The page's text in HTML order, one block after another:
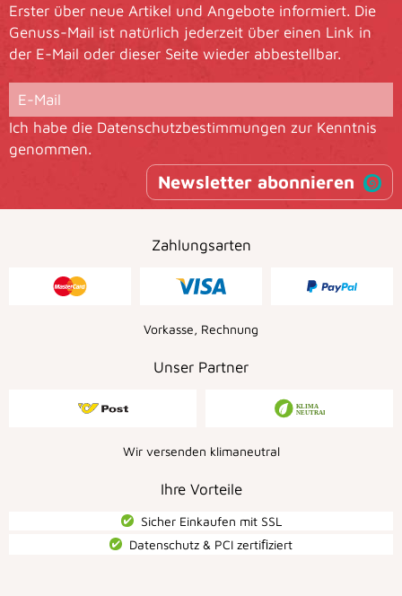
Erster über neue Artikel und Angebote informiert. Die
Genuss-Mail ist natürlich jederzeit über einen Link in
der E-Mail oder dieser Seite wieder abbestellbar.
Ich habe die Datenschutzbestimmungen zur Kenntnis
genommen.
Newsletter abonnieren
Zahlungsarten
Vorkasse, Rechnung
Unser Partner
Wir versenden klimaneutral
Ihre Vorteile
Sicher Einkaufen mit SSL
Datenschutz & PCI zertiﬁziert